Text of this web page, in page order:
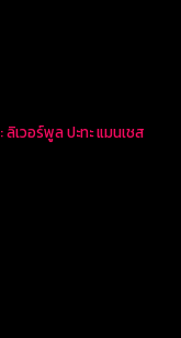
เวอร์พูล ปะทะ แมนเชส